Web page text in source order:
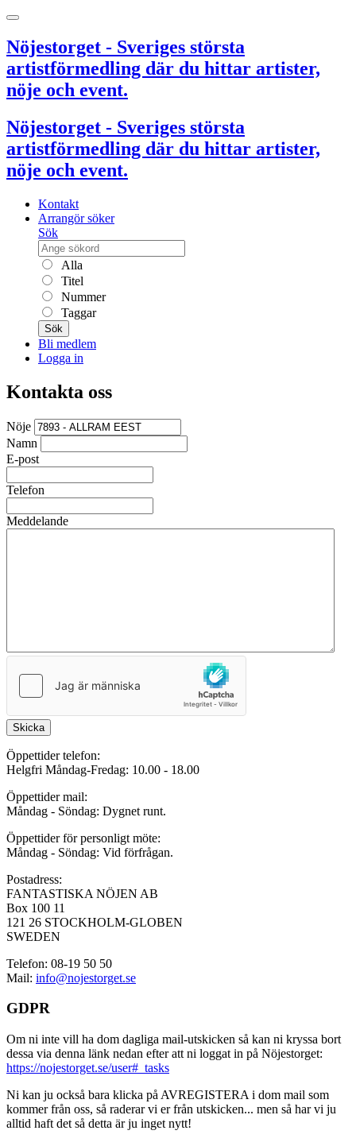
Nöjestorget - Sveriges största
artistförmedling där du hittar artister,
nöje och event.
Nöjestorget - Sveriges största
artistförmedling där du hittar artister,
nöje och event.
Kontakt
Arrangör söker
Sök
Alla
Titel
Nummer
Taggar
Sök
Bli medlem
Logga in
Kontakta oss
Nöje
Namn
E-post
Telefon
Meddelande
Skicka
Öppettider telefon:
Helgfri Måndag-Fredag: 10.00 - 18.00
Öppettider mail:
Måndag - Söndag: Dygnet runt.
Öppettider för personligt möte:
Måndag - Söndag: Vid förfrågan.
Postadress:
FANTASTISKA NÖJEN AB
Box 100 11
121 26 STOCKHOLM-GLOBEN
SWEDEN
Telefon: 08-19 50 50
Mail: info@nojestorget.se
GDPR
Om ni inte vill ha dom dagliga mail-utskicken så kan ni kryssa bort
dessa via denna länk nedan efter att ni loggat in på Nöjestorget:
https://nojestorget.se/user#_tasks
Ni kan ju också bara klicka på AVREGISTERA i dom mail som
kommer från oss, så raderar vi er från utskicken... men så har vi ju
alltid haft det så detta är ju inget nytt!